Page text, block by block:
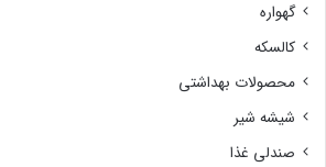
گهواره
کالسکه
محصولات بهداشتی
شیشه شیر
صندلی غذا